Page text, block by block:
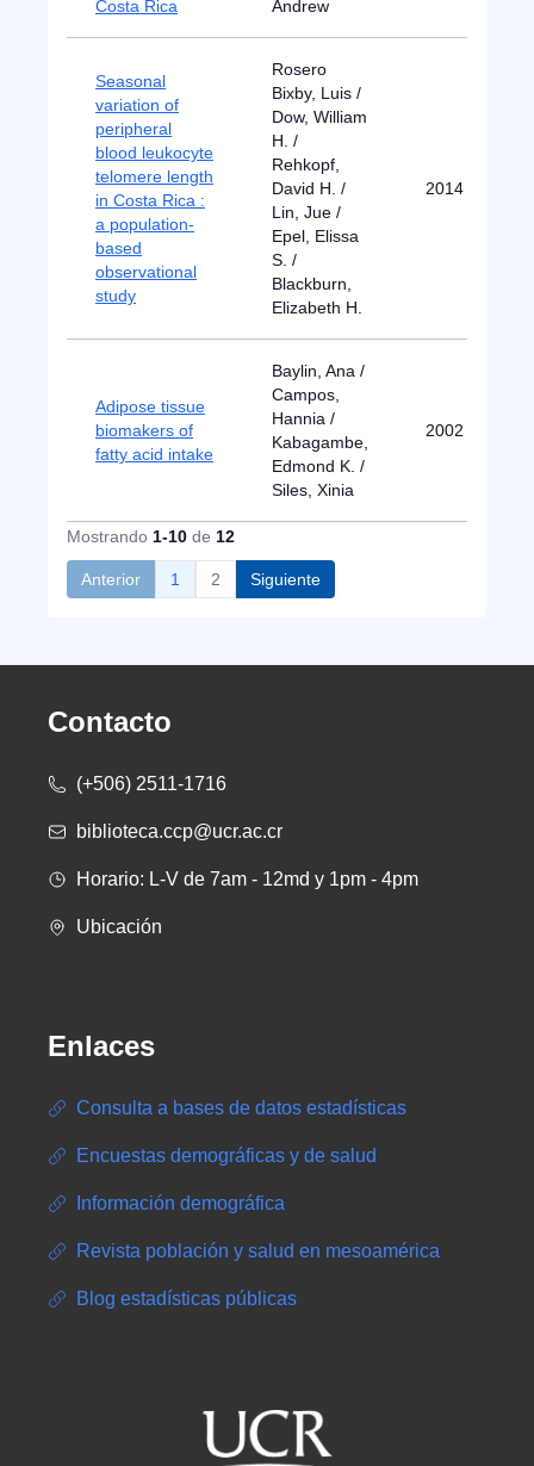
Costa Rica
Andrew
Seasonal
variation of
peripheral
blood leukocyte
telomere length
in Costa Rica :
a population-
based
observational
study
Rosero
Bixby, Luis /
Dow, William
H. /
Rehkopf,
David H. /
Lin, Jue /
Epel, Elissa
S. /
Blackburn,
Elizabeth H.
2014
Adipose tissue
biomakers of
fatty acid intake
Baylin, Ana /
Campos,
Hannia /
Kabagambe,
Edmond K. /
Siles, Xinia
2002
Mostrando 1-10 de 12
Anterior 1 2 Siguiente
Contacto
(+506) 2511-1716
biblioteca.ccp@ucr.ac.cr
Horario: L-V de 7am - 12md y 1pm - 4pm
Ubicación
Enlaces
Consulta a bases de datos estadísticas
Encuestas demográficas y de salud
Información demográfica
Revista población y salud en mesoamérica
Blog estadísticas públicas